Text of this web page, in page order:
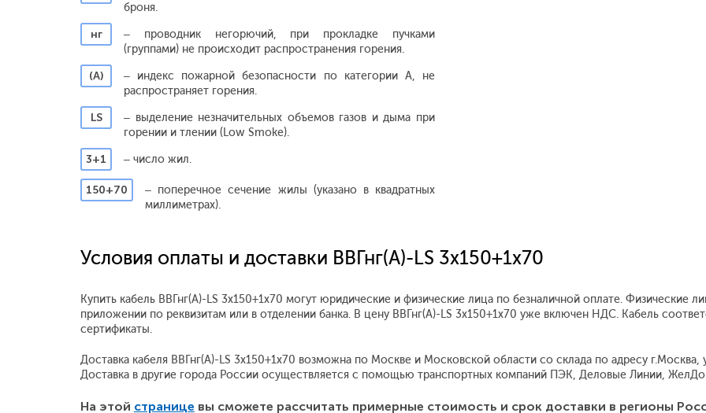
броня.
нг
– проводник негорючий, при прокладке пучками
(группами) не происходит распространения горения.
(А)
– индекс пожарной безопасности по категории А, не
распространяет горения.
LS
– выделение незначительных объемов газов и дыма при
горении и тлении (Low Smoke).
3+1
– число жил.
150+70
– поперечное сечение жилы (указано в квадратных
миллиметрах).
Условия оплаты и доставки ВВГнг(А)-LS 3x150+1x70
Купить кабель ВВГнг(А)-LS 3x150+1x70 могут юридические и физические лица по безналичной оплате. Физические
приложении по реквизитам или в отделении банка. В цену ВВГнг(А)-LS 3x150+1x70 уже включен НДС. Кабель
сертификаты.
Доставка кабеля ВВГнг(А)-LS 3x150+1x70 возможна по Москве и Московской области со склада по адресу
Доставка в другие города России осуществляется с помощью транспортных компаний ПЭК, Деловые Линии,
На этой странице вы сможете рассчитать примерные стоимость и срок доставки в регионы